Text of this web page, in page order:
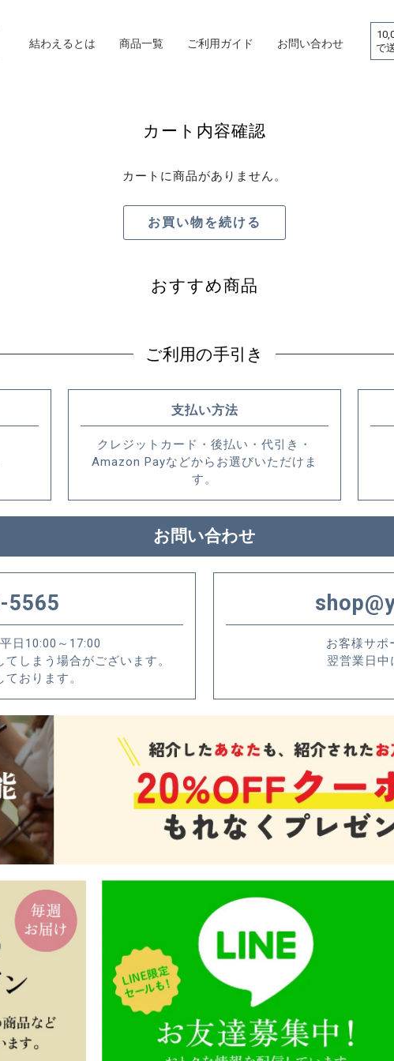
結わえるとは 商品一覧 ご利用ガイド お問い合わせ
で
カート内容確認
カートに商品がありません。
お買い物を続ける
おすすめ商品
ご利用の手引き
支払い方法
クレジットカード・後払い・代引き・
Amazon Payなどからお選びいただけま
す。
お問い合わせ
5565
日10:00～17:00
しまう場合がございます。
おります。
お客様サポ
翌営業日中